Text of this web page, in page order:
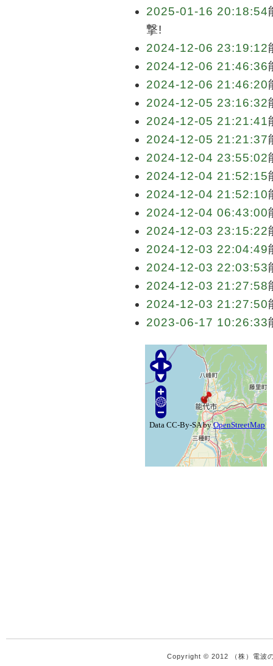
2025-01-16 20:18:54
撃!
2024-12-06 23:19:12
2024-12-06 21:46:36
2024-12-06 21:46:20
2024-12-05 23:16:32
2024-12-05 21:21:41
2024-12-05 21:21:37
2024-12-04 23:55:02
2024-12-04 21:52:15
2024-12-04 21:52:10
2024-12-04 06:43:00
2024-12-03 23:15:22
2024-12-03 22:04:49
2024-12-03 22:03:53
2024-12-03 21:27:58
2024-12-03 21:27:50
2023-06-17 10:26:33
Copyright © 2012 （株）電波